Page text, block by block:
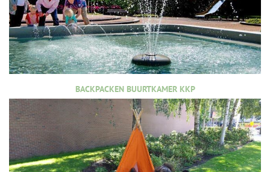
BACKPACKEN BUURTKAMER KKP